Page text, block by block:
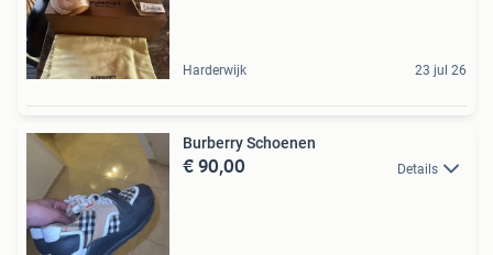
Harderwijk 23 jul 26
Burberry Schoenen
€ 90,00 Details